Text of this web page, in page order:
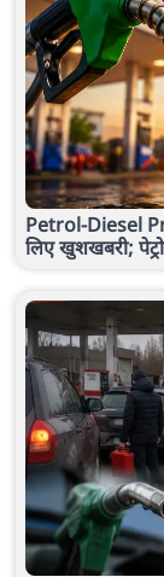
Petrol-Diesel
लिए खुशखबरी;